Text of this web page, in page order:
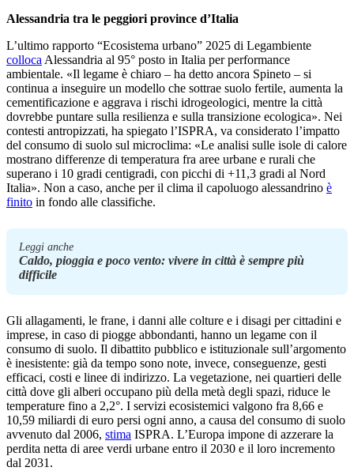
Alessandria tra le peggiori province d’Italia
L’ultimo rapporto “Ecosistema urbano” 2025 di Legambiente
collocaAlessandria al 95° posto in Italia per performance
ambientale. «Il legame è chiaro – ha detto ancora Spineto – si
continua a inseguire un modello che sottrae suolo fertile, aumenta la
cementificazione e aggrava i rischi idrogeologici, mentre la città
dovrebbe puntare sulla resilienza e sulla transizione ecologica». Nei
contesti antropizzati, ha spiegato l’ISPRA, va considerato l’impatto
del consumo di suolo sul microclima: «Le analisi sulle isole di calore
mostrano differenze di temperatura fra aree urbane e rurali che
superano i 10 gradi centigradi, con picchi di +11,3 gradi al Nord
Italia». Non a caso, anche per il clima il capoluogo alessandrino è
finito in fondo alle classifiche.
Leggi anche
Caldo, pioggia e poco vento: vivere in città è sempre più
difficile
Gli allagamenti, le frane, i danni alle colture e i disagi per cittadini e
imprese, in caso di piogge abbondanti, hanno un legame con il
consumo di suolo. Il dibattito pubblico e istituzionale sull’argomento
è inesistente: già da tempo sono note, invece, conseguenze, gesti
efficaci, costi e linee di indirizzo. La vegetazione, nei quartieri delle
città dove gli alberi occupano più della metà degli spazi, riduce le
temperature fino a 2,2°. I servizi ecosistemici valgono fra 8,66 e
10,59 miliardi di euro persi ogni anno, a causa del consumo di suolo
avvenuto dal 2006, stima ISPRA. L’Europa impone di azzerare la
perdita netta di aree verdi urbane entro il 2030 e il loro incremento
dal 2031.